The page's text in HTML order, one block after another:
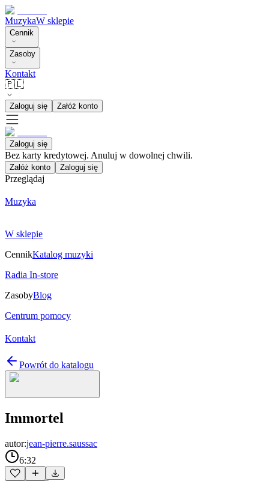
MuzykaW sklepie
Cennik
Zasoby
Kontakt
🇵🇱
Zaloguj się Załóż konto
Zaloguj się
Bez karty kredytowej. Anuluj w dowolnej chwili.
Załóż konto Zaloguj się
Przeglądaj
Muzyka
W sklepie
CennikKatalog muzyki
Radia In-store
ZasobyBlog
Centrum pomocy
Kontakt
Powrót do katalogu
Immortel
autor:jean-pierre.saussac
6:32